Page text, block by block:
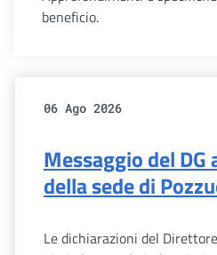
beneficio.
06 Ago 2026
Messaggio del
della sede di
Le dichiarazioni del